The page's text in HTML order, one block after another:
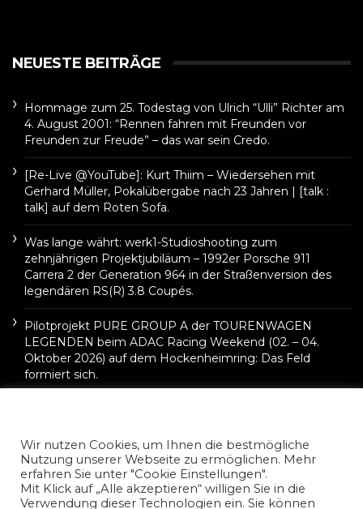
NEUESTE BEITRÄGE
Hommage zum 25. Todestag von Ulrich “Ulli” Richter am
4. August 2001: “Rennen fahren mit Freunden vor
Freunden zur Freude” – das war sein Credo.
[Re-Live @YouTube]: Kurt Thiim – Wiedersehen mit
Gerhard Müller, Pokalübergabe nach 23 Jahren | [talk :
talk] auf dem Roten Sofa.
Was lange währt: werk1-Studioshooting zum
zehnjährigen Projektjubiläum – 1992er Porsche 911
Carrera 2 der Generation 964 in der Straßenversion des
legendären RS(R) 3.8 Coupés.
Pilotprojekt PURE GROUP A der TOURENWAGEN
LEGENDEN beim ADAC Racing Weekend (02. – 04.
Oktober 2026) auf dem Hockenheimring: Das Feld
formiert sich.
Wir nutzen Cookies, um Ihnen die bestmögliche
Nutzung unserer Webseite zu ermöglichen. Mehr
erfahren Sie unter "Cookie Einstellungen".
Mit Klick auf „Alle akzeptieren“ willigen Sie in die
Verwendung dieser Technologien ein. Sie können